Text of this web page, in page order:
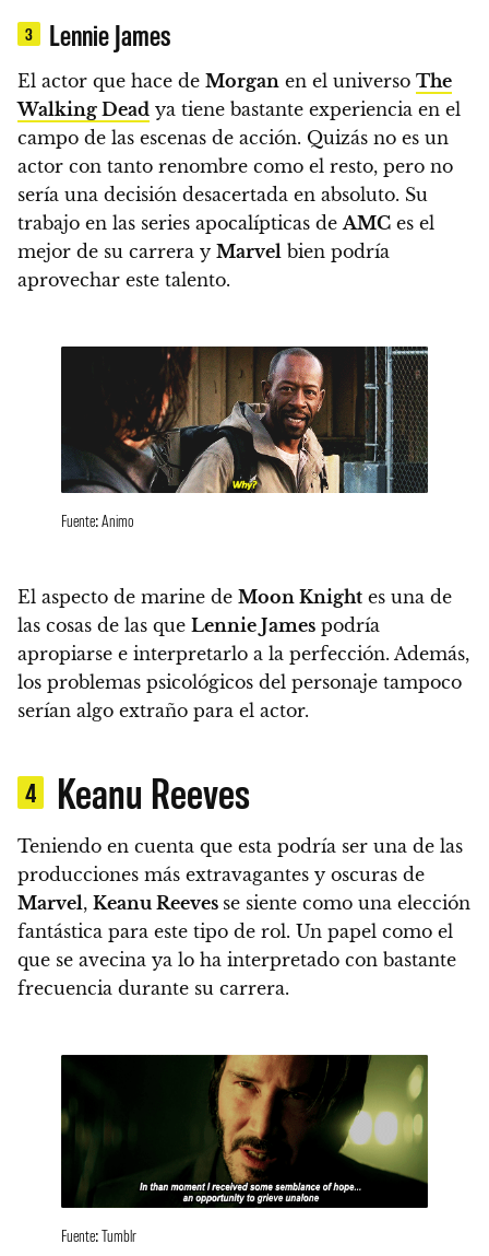
3 Lennie James
El actor que hace de Morgan en el universo The
Walking Dead ya tiene bastante experiencia en el
campo de las escenas de acción. Quizás no es un
actor con tanto renombre como el resto, pero no
sería una decisión desacertada en absoluto. Su
trabajo en las series apocalípticas de AMC es el
mejor de su carrera y Marvel bien podría
aprovechar este talento.
Fuente: Animo
El aspecto de marine de Moon Knight es una de
las cosas de las que Lennie James podría
apropiarse e interpretarlo a la perfección. Además,
los problemas psicológicos del personaje tampoco
serían algo extraño para el actor.
4 Keanu Reeves
Teniendo en cuenta que esta podría ser una de las
producciones más extravagantes y oscuras de
Marvel, Keanu Reeves se siente como una elección
fantástica para este tipo de rol. Un papel como el
que se avecina ya lo ha interpretado con bastante
frecuencia durante su carrera.
Fuente: Tumblr